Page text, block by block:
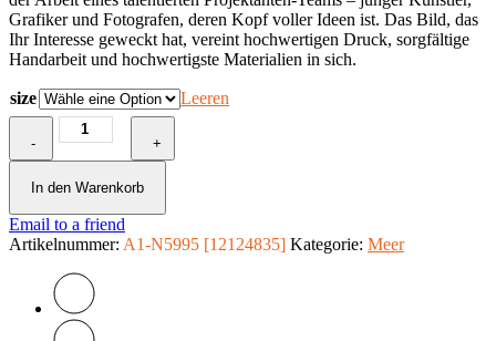
Grafiker und Fotografen, deren Kopf voller Ideen ist. Das Bild, das
Ihr Interesse geweckt hat, vereint hochwertigen Druck, sorgfältige
Handarbeit und hochwertigste Materialien in sich.
size Leeren
-
Wandbild
-
Summer
Storm
+
In den Warenkorb
Email to a friend
Artikelnummer: A1-N5995 [12124835] Kategorie: Meer